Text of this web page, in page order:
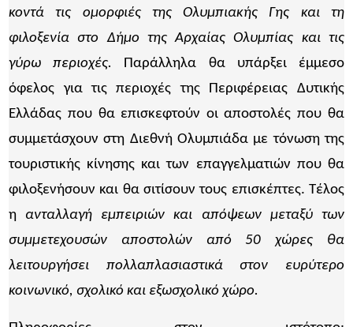
κοντά τις ομορφιές της Ολυμπιακής Γης και τη
φιλοξενία στο Δήμο της Αρχαίας Ολυμπίας και τις
γύρω περιοχές. Παράλληλα θα υπάρξει έμμεσο
όφελος για τις περιοχές της Περιφέρειας Δυτικής
Ελλάδας που θα επισκεφτούν οι αποστολές που θα
συμμετάσχουν στη Διεθνή Ολυμπιάδα με τόνωση της
τουριστικής κίνησης και των επαγγελματιών που θα
φιλοξενήσουν και θα σιτίσουν τους επισκέπτες. Τέλος
η ανταλλαγή εμπειριών και απόψεων μεταξύ των
συμμετεχουσών αποστολών από 50 χώρες θα
λειτουργήσει πολλαπλασιαστικά στον ευρύτερο
κοινωνικό, σχολικό και εξωσχολικό χώρο.